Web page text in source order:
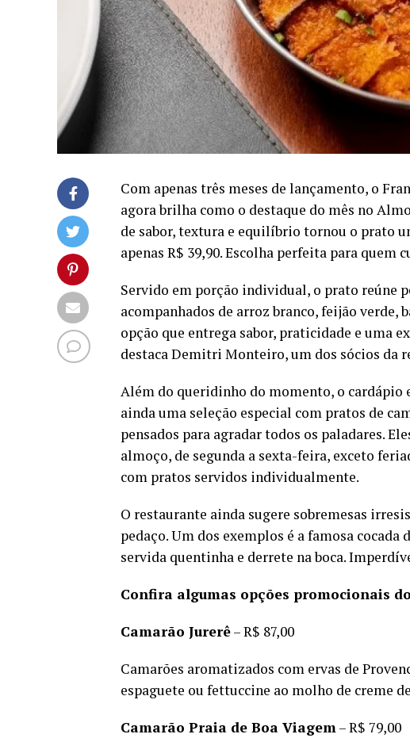
Com apenas três meses de lançamento, o
agora brilha como o destaque do mês no
de sabor, textura e equilíbrio tornou o prato
apenas R$ 39,90. Escolha perfeita para quem
Servido em porção individual, o prato reúne
acompanhados de arroz branco, feijão verde,
opção que entrega sabor, praticidade e uma
destaca Demitri Monteiro, um dos sócios da
Além do queridinho do momento, o cardápio
ainda uma seleção especial com pratos de
pensados para agradar todos os paladares.
almoço, de segunda a sexta-feira, exceto
com pratos servidos individualmente.
O restaurante ainda sugere sobremesas
pedaço. Um dos exemplos é a famosa cocada
servida quentinha e derrete na boca.
Confira algumas opções promocionais
Camarão Jurerê– R$ 87,00
Camarões aromatizados com ervas de
espaguete ou fettuccine ao molho de creme
Camarão Praia de Boa Viagem– R$ 79,00